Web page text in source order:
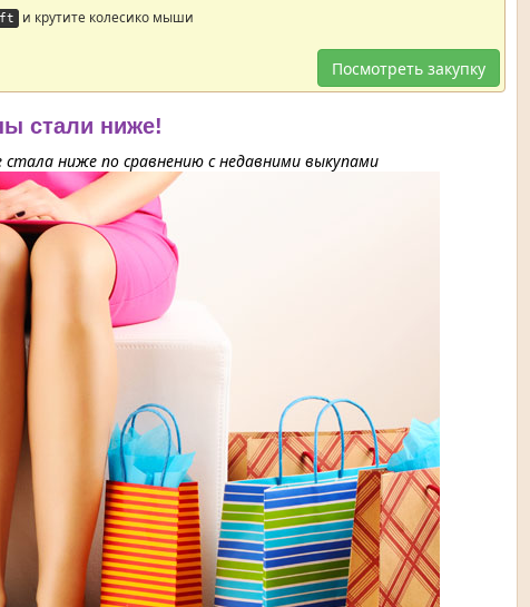
и крутите колесико мыши
Посмотреть закупку
стали ниже!
ниже по сравнению с недавними выкупами